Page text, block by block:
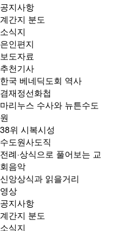
공지사항
계간지 분도
소식지
은인편지
보도자료
추천기사
한국 베네딕도회 역사
겸재정선화첩
마리누스 수사와 뉴튼수도
원
38위 시복시성
수도원사도직
전례·상식으로 풀어보는 교
회음악
신앙상식과 읽을거리
영상
공지사항
계간지 분도
소식지